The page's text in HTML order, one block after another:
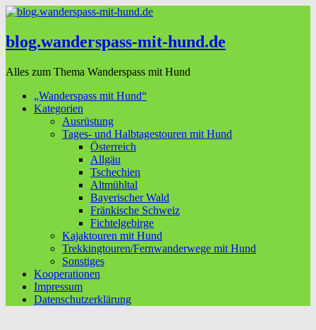
blog.wanderspass-mit-hund.de
Alles zum Thema Wanderspass mit Hund
„Wanderspass mit Hund“
Kategorien
Ausrüstung
Tages- und Halbtagestouren mit Hund
Österreich
Allgäu
Tschechien
Altmühltal
Bayerischer Wald
Fränkische Schweiz
Fichtelgebirge
Kajaktouren mit Hund
Trekkingtouren/Fernwanderwege mit Hund
Sonstiges
Kooperationen
Impressum
Datenschutzerklärung